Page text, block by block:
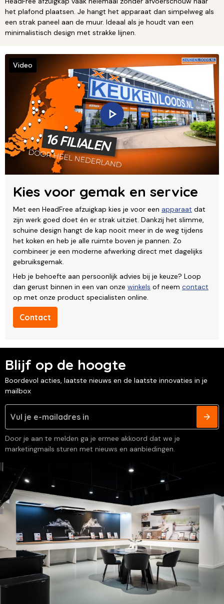
het plafond plaatsen. Je hangt het apparaat dan simpelweg als
een strak paneel aan de muur. Ideaal als je houdt van een
minimalistisch design met strakke lijnen.
Kies voor gemak en service
Met een HeadFree afzuigkap kies je voor een apparaat dat
zijn werk goed doet én er strak uitziet. Dankzij het slimme,
schuine design hangt de kap nooit meer in de weg tijdens
het koken en heb je alle ruimte boven je pannen. Zo
combineer je een moderne afwerking direct met dagelijks
gebruiksgemak.
Heb je behoefte aan persoonlijk advies bij je keuze? Loop
dan gerust binnen in een van onze winkels of neem contact
op met onze product specialisten online.
Contact
Video
Blijf op de hoogte
Boordevol acties, laatste nieuws en de laatste innovaties in je
mailbox
Door je aan te melden ga je ermee akkoord dat we je
marketingmails sturen met nieuws en aanbiedingen.